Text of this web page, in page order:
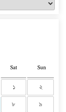
Sat Sun
১ ২
৮ ৯